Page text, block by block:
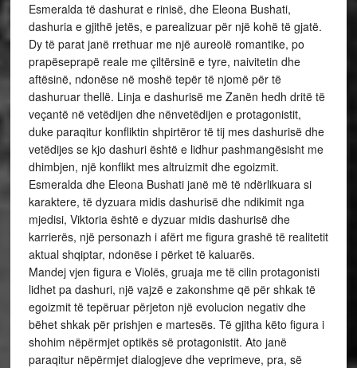
Esmeralda të dashurat e rinisë, dhe Eleona Bushati,
dashuria e gjithë jetës, e parealizuar për një kohë të gjatë.
Dy të parat janë rrethuar me një aureolë romantike, po
prapëseprapë reale me çiltërsinë e tyre, naivitetin dhe
aftësinë, ndonëse në moshë tepër të njomë për të
dashuruar thellë. Linja e dashurisë me Zanën hedh dritë të
veçantë në vetëdijen dhe nënvetëdijen e protagonistit,
duke paraqitur konfliktin shpirtëror të tij mes dashurisë dhe
vetëdijes se kjo dashuri është e lidhur pashmangësisht me
dhimbjen, një konflikt mes altruizmit dhe egoizmit.
Esmeralda dhe Eleona Bushati janë më të ndërlikuara si
karaktere, të dyzuara midis dashurisë dhe ndikimit nga
mjedisi, Viktoria është e dyzuar midis dashurisë dhe
karrierës, një personazh i afërt me figura grashë të realitetit
aktual shqiptar, ndonëse i përket të kaluarës.
Mandej vjen figura e Violës, gruaja me të cilin protagonisti
lidhet pa dashuri, një vajzë e zakonshme që për shkak të
egoizmit të tepëruar përjeton një evolucion negativ dhe
bëhet shkak për prishjen e martesës. Të gjitha këto figura i
shohim nëpërmjet optikës së protagonistit. Ato janë
paraqitur nëpërmjet dialogjeve dhe veprimeve, pra, së